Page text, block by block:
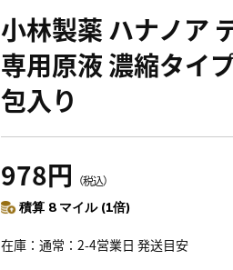
小林製薬 ハナノア
専用原液 濃縮タイ
包入り
978円 （税込）
積算 8 マイル (1倍)
在庫 通常：2-4営業日 発送目安